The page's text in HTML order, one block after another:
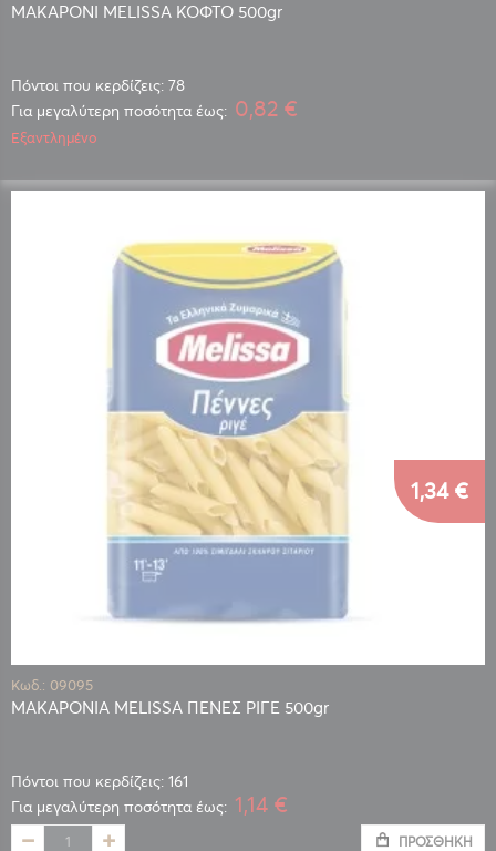
ΜΑΚΑΡΟΝΙ MELISSA ΚΟΦΤΟ 500gr
Πόντοι που κερδίζεις: 78
Για μεγαλύτερη ποσότητα έως: 0,82 €
Εξαντλημένο
Κωδ.: 09095
ΜΑΚΑΡΟΝΙΑ MELISSA ΠΕΝΕΣ ΡΙΓΕ 500gr
Πόντοι που κερδίζεις: 161
1,34 €
Για μεγαλύτερη ποσότητα έως: 1,14 €
ΠΡΟΣΘΉΚΗ